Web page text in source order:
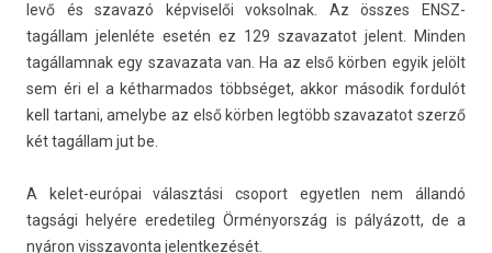
levő és szavazó kép­viselői vok­solnak. Az összes ENSZ-
tagállam jelen­léte esetén ez 129 szavazatot jelent. Mind­en
tagál­lamnak egy szavazata van. Ha az első körben egyik jelölt
sem éri el a két­harmados többséget, akkor második for­dulót
kell tar­tani, amelybe az első körben legtöbb szavazatot szerző
két tagállam jut be.
A kelet-európai választási csoport egyetl­en nem állandó
tagsági helyére eredetileg Örményország is pályázott, de a
nyáron visszavon­ta jelentkezését.